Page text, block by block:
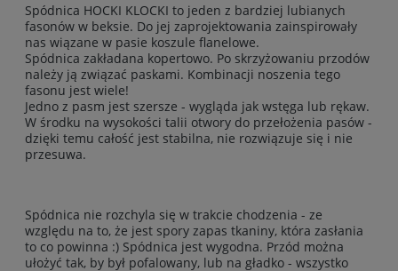
Spódnica HOCKI KLOCKI to jeden z bardziej lubianych
fasonów w beksie. Do jej zaprojektowania zainspirowały
nas wiązane w pasie koszule flanelowe.
Spódnica zakładana kopertowo. Po skrzyżowaniu przodów
należy ją związać paskami. Kombinacji noszenia tego
fasonu jest wiele!
Jedno z pasm jest szersze - wygląda jak wstęga lub rękaw.
W środku na wysokości talii otwory do przełożenia pasów -
dzięki temu całość jest stabilna, nie rozwiązuje się i nie
przesuwa.
Spódnica nie rozchyla się w trakcie chodzenia - ze
względu na to, że jest spory zapas tkaniny, która zasłania
to co powinna :) Spódnica jest wygodna. Przód można
ułożyć tak, by był pofalowany, lub na gładko - wszystko